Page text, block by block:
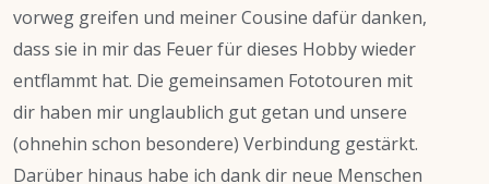
vorweg greifen und meiner Cousine dafür danken,
dass sie in mir das Feuer für dieses Hobby wieder
entflammt hat. Die gemeinsamen Fototouren mit
dir haben mir unglaublich gut getan und unsere
(ohnehin schon besondere) Verbindung gestärkt.
Darüber hinaus habe ich dank dir neue Menschen